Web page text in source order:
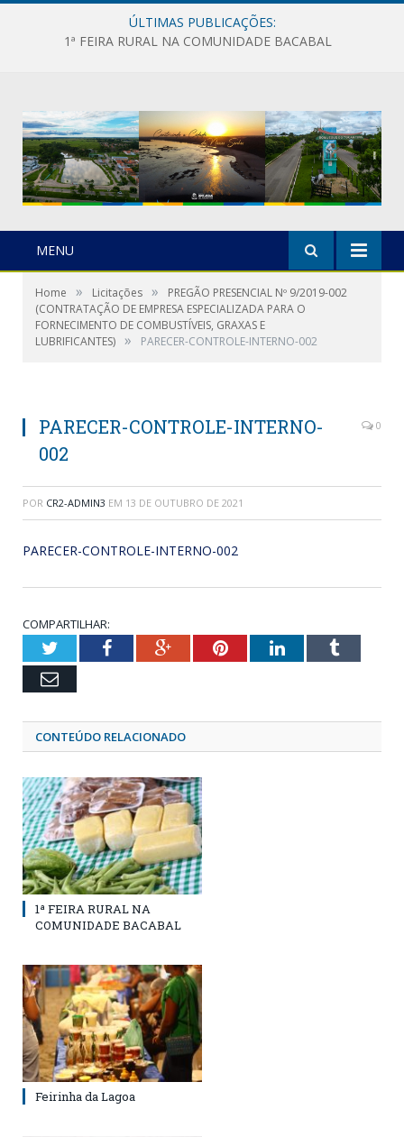
ÚLTIMAS PUBLICAÇÕES:
1ª FEIRA RURAL NA COMUNIDADE BACABAL
MENU
Home » Licitações »
PREGÃO PRESENCIAL Nº 9/2019-002
(CONTRATAÇÃO DE EMPRESA ESPECIALIZADA PARA O
FORNECIMENTO DE COMBUSTÍVEIS, GRAXAS E
LUBRIFICANTES) » PARECER-CONTROLE-INTERNO-002
PARECER-CONTROLE-INTERNO-
002
0
POR CR2-ADMIN3 EM 13 DE OUTUBRO DE 2021
PARECER-CONTROLE-INTERNO-002
COMPARTILHAR:
TwitterFacebookGoogle+PinterestLinkedInTumblr
Email
CONTEÚDO RELACIONADO
1ª FEIRA RURAL NA
COMUNIDADE BACABAL
Feirinha da Lagoa